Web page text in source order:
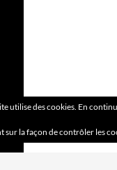
utilise des cookies. En
sur la façon de contrôler les